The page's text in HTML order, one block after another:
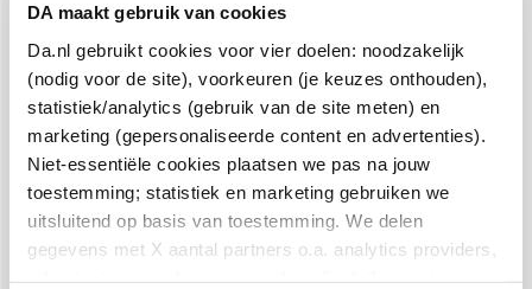
DA maakt gebruik van cookies
Da.nl gebruikt cookies voor vier doelen: noodzakelijk
(nodig voor de site), voorkeuren (je keuzes onthouden),
statistiek/analytics (gebruik van de site meten) en
marketing (gepersonaliseerde content en advertenties).
Niet-essentiële cookies plaatsen we pas na jouw
toestemming; statistiek en marketing gebruiken we
uitsluitend op basis van toestemming. We delen
gegevens met X aantal partners o.a. analytics providers,
8.6 uit4.106 reviews
Over DA
Klantenservice
Assortiment
VolgDAop: